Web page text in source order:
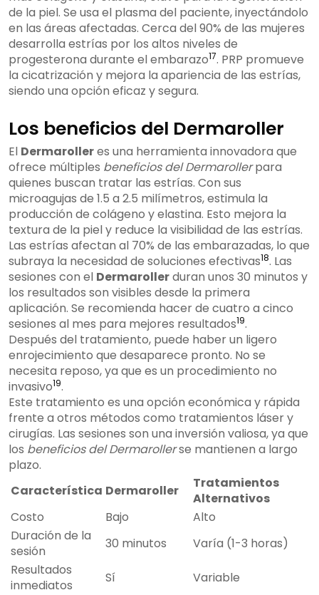
de la piel. Se usa el plasma del paciente, inyectándolo
en las áreas afectadas. Cerca del 90% de las mujeres
desarrolla estrías por los altos niveles de
progesterona durante el embarazo17. PRP promueve
la cicatrización y mejora la apariencia de las estrías,
siendo una opción eficaz y segura.
Los beneficios del Dermaroller
El Dermarolleres una herramienta innovadora que
ofrece múltiples beneficios del Dermarollerpara
quienes buscan tratar las estrías. Con sus
microagujas de 1.5 a 2.5 milímetros, estimula la
producción de colágeno y elastina. Esto mejora la
textura de la piel y reduce la visibilidad de las estrías.
Las estrías afectan al 70% de las embarazadas, lo que
subraya la necesidad de soluciones efectivas18. Las
sesiones con el Dermarollerduran unos 30 minutos y
los resultados son visibles desde la primera
aplicación. Se recomienda hacer de cuatro a cinco
sesiones al mes para mejores resultados19.
Después del tratamiento, puede haber un ligero
enrojecimiento que desaparece pronto. No se
necesita reposo, ya que es un procedimiento no
invasivo19.
Este tratamiento es una opción económica y rápida
frente a otros métodos como tratamientos láser y
cirugías. Las sesiones son una inversión valiosa, ya que
los beneficios del Dermarollerse mantienen a largo
plazo.
Característica Dermaroller
Tratamientos
Alternativos
Costo
Bajo
Alto
Duración de la
sesión
30 minutos
Varía (1-3 horas)
Resultados
inmediatos
Sí
Variable